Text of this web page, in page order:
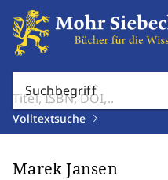
Suchbegriff
Volltextsuche
Marek Jansen